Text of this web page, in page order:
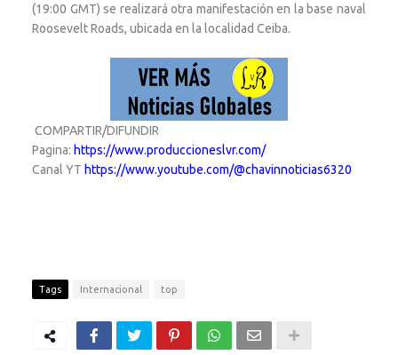
(19:00 GMT) se realizará otra manifestación en la base naval
Roosevelt Roads, ubicada en la localidad Ceiba.
COMPARTIR/DIFUNDIR
Pagina: https://www.produccioneslvr.com/
Canal YT https://www.youtube.com/@chavinnoticias6320
Tags Internacional top